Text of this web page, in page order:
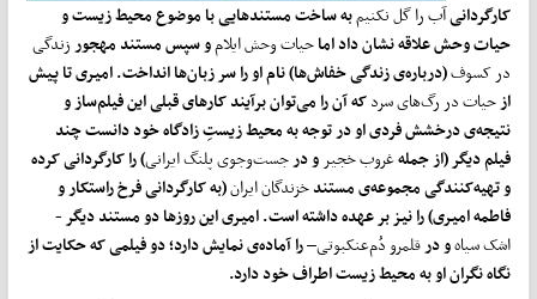
کارگردانیآب را گل نکنیمبه ساخت مستندهایی با موضوع محیط زیست و
حیات وحش علاقه نشان داد اماحیات وحش ایلامو سپس مستند مهجورزندگی
در کسوف(درباره‌ی زندگی خفاشها) نام او را سر زبانها انداخت. امیری تا پیش
ازحیات در رگ‌های سردکه آن را میتوان برآیند کارهای قبلی این فیلمساز و
نتیجه‌ی درخشش فردی او در توجه به محیط زیستِ زادگاه خود دانست چند
فیلم دیگر (از جملهغروب خجیرو درجست‌وجوی پلنگ ایرانی) را کارگردانی کرده
و تهیه‌کنندگی مجموعه‌ی مستندخزندگان ایران(به کارگردانی فرخ راستکار و
فاطمه امیری) را نیز بر عهده داشته است. امیری اینروزها دو مستند دیگر -
اشک سیاهو درقلمرو دُم‌عنکبوتی–را آماده‌ی نمایش دارد؛ دو فیلمی که حکایت از
نگاه نگران او به محیط زیست اطراف خود دارد.